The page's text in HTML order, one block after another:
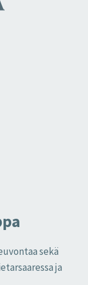
sekä
ja